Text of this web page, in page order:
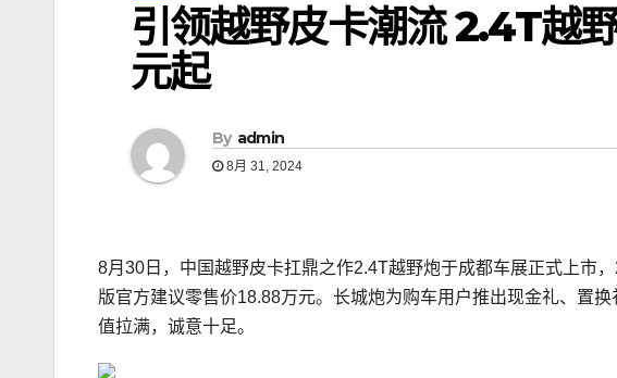
引领越野皮卡潮流 2.4T越
元起
By admin
8月 31, 2024
8月30日，中国越野皮卡扛鼎之作2.4T越野炮于成都车展正式上市
版官方建议零售价18.88万元。长城炮为购车用户推出现金礼、置
值拉满，诚意十足。